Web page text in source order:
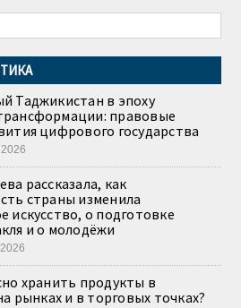
Таджикистан в эпоху
правовые
цифрового государства
рассказала, как
страны изменила
искусство, о подготовке
и о молодёжи
хранить продукты в
рынках и в торговых точках?